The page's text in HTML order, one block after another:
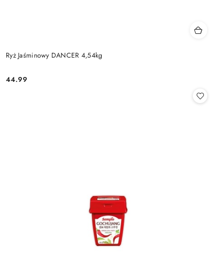
Ryż Jaśminowy DANCER 4,54kg
Cena:
44.99